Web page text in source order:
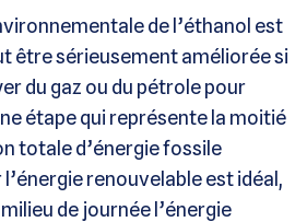
de l’éthanol est
être sérieusement améliorée si
du gaz ou du pétrole pour
étape qui représente la moitié
totale d’énergie fossile
renouvelable est idéal,
de journée l’énergie